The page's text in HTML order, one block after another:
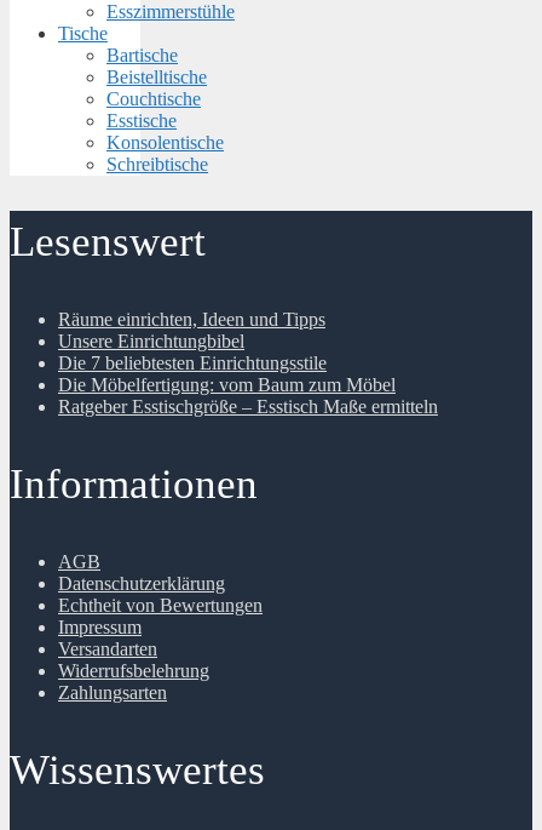
Esszimmerstühle
Tische
Bartische
Beistelltische
Couchtische
Esstische
Konsolentische
Schreibtische
Lesenswert
Räume einrichten, Ideen und Tipps
Unsere Einrichtungbibel
Die 7 beliebtesten Einrichtungsstile
Die Möbelfertigung: vom Baum zum Möbel
Ratgeber Esstischgröße – Esstisch Maße ermitteln
Informationen
AGB
Datenschutzerklärung
Echtheit von Bewertungen
Impressum
Versandarten
Widerrufsbelehrung
Zahlungsarten
Wissenswertes